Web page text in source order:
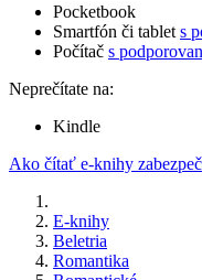
Pocketbook
Smartfón či tablet s
Počítač s
Neprečítate na:
Kindle
Ako čítať e-knihy
E-knihy
Beletria
Romantika